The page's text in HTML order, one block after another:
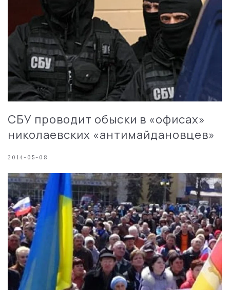
СБУ проводит обыски в «офисах»
николаевских «антимайдановцев»
2014-05-08